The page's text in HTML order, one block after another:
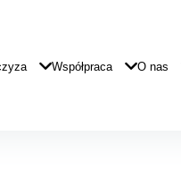
Współpraca O nas